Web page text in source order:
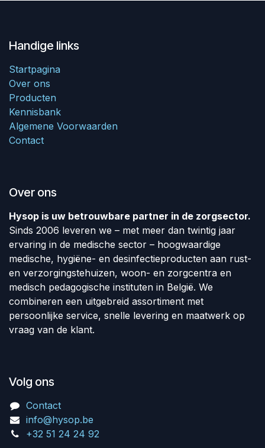
Handige links
Startpagina
Over ons
Producten
Kennisbank
Algemene Voorwaarden
Contact
Over ons
Hysop is uw betrouwbare partner in de zorgsector.
Sinds 2006 leveren we – met meer dan twintig jaar
ervaring in de medische sector – hoogwaardige
medische, hygiëne- en desinfectieproducten aan rust-
en verzorgingstehuizen, woon- en zorgcentra en
medisch pedagogische instituten in België. We
combineren een uitgebreid assortiment met
persoonlijke service, snelle levering en maatwerk op
vraag van de klant.
Volg ons
Contact
info@hysop.be
+32 51 24 24 92